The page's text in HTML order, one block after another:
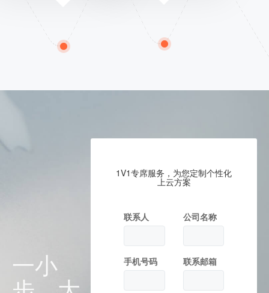
一小
1V1专席服务，为您定制个性化
上云方案
联系人 公司名称
手机号码 联系邮箱